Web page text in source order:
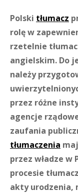
Polski tłumacz
rolę w
rzetelnie
angielskim. Do
należy
przez różne
agencje
zaufania
tłumaczenia
przez władze w
procesie
akty urodzenia,